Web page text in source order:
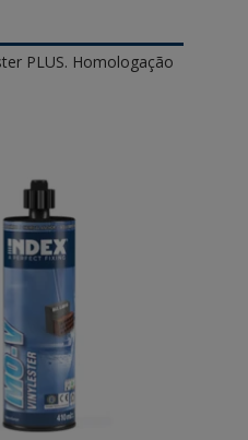
PLUS. Homologação